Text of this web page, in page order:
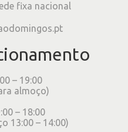
fixa nacional
– 19:00
almoço)
– 18:00
13:00 – 14:00)